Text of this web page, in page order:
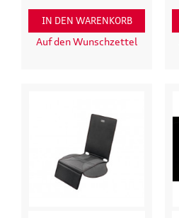
IN DEN WARENKORB
Auf den Wunschzettel